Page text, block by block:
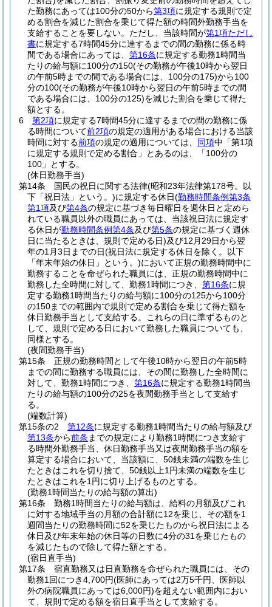
た勤務にあっては100分の50から第3項に規定する規則で定
める割合を減じた割合を乗じて得た額の時間外勤務手当を
支給することを要しない。 ただし、当該時間が第1項ただし
書に規定する7時間45分に達するまでの間の勤務に係る時
間である場合にあっては、 第16条に規定する勤務1時間当
たりの給与額に100分の150(その勤務が午後10時から翌日
の午前5時までの間である場合には、100分の175)から100
分の100(その勤務が午後10時から翌日の午前5時までの間
である場合には、100分の125)を減じた割合を乗じて得た
額とする。
6
第2項に規定する7時間45分に達するまでの間の勤務に係
る時間について前2項の規定の適用がある場合における当該
時間に対する前項の規定の適用については、 同項中「第1項
に規定する規則で定める割合」とあるのは、「100分の
100」とする。
(休日勤務手当)
第14条
国民の祝日に関する法律(昭和23年法律第178号。以
下「祝日法」という。)に規定する休日(勤務時間条例第3条
第1項及び第4条の規定に基づき毎日曜日を週休日と定めら
れている職員以外の職員にあっては、当該祝日法に規定す
る休日が勤務時間条例第4条及び第5条の規定に基づく週休
日に当たるときは、規則で定める日)及び12月29日から翌
年の1月3日までの日(祝日法に規定する休日を除く。以下
「年末年始の休日」という。)において正規の勤務時間中に
勤務することを命ぜられた職員には、正規の勤務時間中に
勤務した全時間に対して、勤務1時間につき、 第16条に規
定する勤務1時間当たりの給与額に100分の125から100分
の150までの範囲内で規則で定める割合を乗じて得た額を
休日勤務手当として支給する。
これらの日に準ずるものと
して、規則で定める日において勤務した職員についても、
同様とする。
(夜間勤務手当)
第15条
正規の勤務時間として午後10時から翌日の午前5時
までの間に勤務する職員には、その間に勤務した全時間に
対して、勤務1時間につき、 第16条に規定する勤務1時間当
たりの給与額の100分の25を夜間勤務手当として支給す
る。
(端数計算)
第15条の2
第12条に規定する勤務1時間当たりの給与額及び
第13条から前条 までの規定により勤務1時間につき支給す
る時間外勤務手当、休日勤務手当又は夜間勤務手当の額を
算定する場合において、当該額に、50銭未満の端数を生じ
たときはこれを切り捨て、50銭以上1円未満の端数を生じ
たときはこれを1円に切り上げるものとする。
(勤務1時間当たりの給与額の算出)
第16条
勤務1時間当たりの給与額は、給料の月額及びこれ
に対する地域手当の月額の合計額に12を乗じ、その額を1
週間当たりの勤務時間に52を乗じたものから祝日法による
休日及び年末年始の休日等の日数に4分の31を乗じたもの
を減じたもので除して得た額とする。
(宿日直手当)
第17条
宿直勤務又は日直勤務を命ぜられた職員には、その
勤務1回につき4,700円(医師にあっては2万5千円、医師以
外の病院職員にあっては6,000円)を超えない範囲内におい
て、規則で定める額を宿日直手当として支給する。